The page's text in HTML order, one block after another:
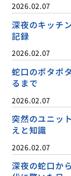
2026.02.07
深夜のキッチ
記録
2026.02.07
蛇口のポタポ
るまで
2026.02.07
突然のユニッ
えと知識
2026.02.07
深夜の蛇口か